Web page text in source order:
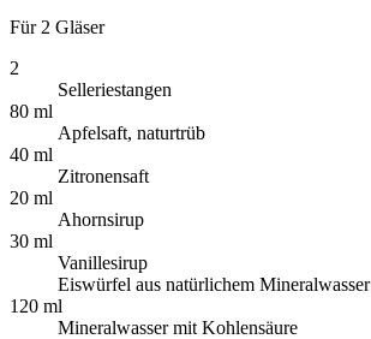
Für 2 Gläser
2
Selleriestangen
80 ml
Apfelsaft, naturtrüb
40 ml
Zitronensaft
20 ml
Ahornsirup
30 ml
Vanillesirup
Eiswürfel aus natürlichem Mineralwasser
120 ml
Mineralwasser mit Kohlensäure